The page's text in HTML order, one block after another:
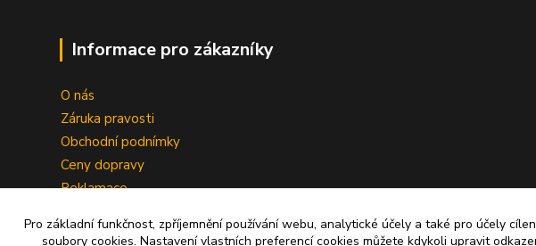
Informace pro zákazníky
O nás
Záruka pravosti
Obchodní podnímky
Ceny dopravy
Reklamace
Pro základní funkčnost, zpříjemnění používání webu, analytické účely a také pro účely
soubory cookies. Nastavení vlastních preferencí cookies můžete kdykoli upravit